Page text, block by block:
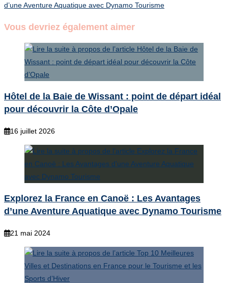
more
articles
d’une Aventure Aquatique avec Dynamo Tourisme
Vous devriez également aimer
Hôtel de la Baie de Wissant : point de départ idéal
pour découvrir la Côte d’Opale
16 juillet 2026
Explorez la France en Canoë : Les Avantages
d’une Aventure Aquatique avec Dynamo Tourisme
21 mai 2024